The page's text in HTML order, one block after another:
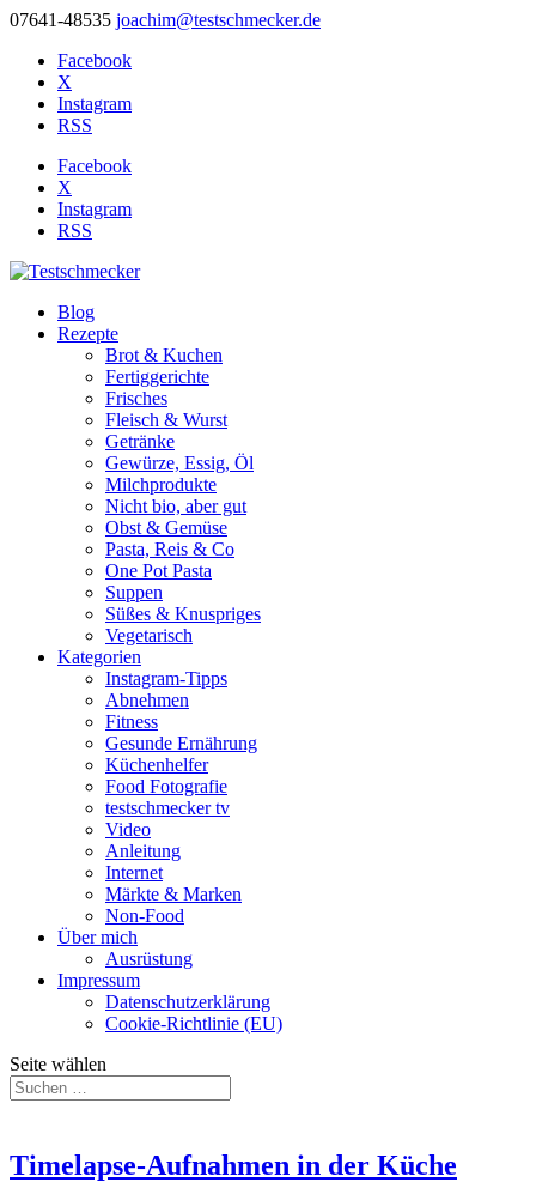
07641-48535 joachim@testschmecker.de
Facebook
X
Instagram
RSS
Facebook
X
Instagram
RSS
Blog
Rezepte
Brot & Kuchen
Fertiggerichte
Frisches
Fleisch & Wurst
Getränke
Gewürze, Essig, Öl
Milchprodukte
Nicht bio, aber gut
Obst & Gemüse
Pasta, Reis & Co
One Pot Pasta
Suppen
Süßes & Knuspriges
Vegetarisch
Kategorien
Instagram-Tipps
Abnehmen
Fitness
Gesunde Ernährung
Küchenhelfer
Food Fotografie
testschmecker tv
Video
Anleitung
Internet
Märkte & Marken
Non-Food
Über mich
Ausrüstung
Impressum
Datenschutzerklärung
Cookie-Richtlinie (EU)
Seite wählen
Timelapse-Aufnahmen in der Küche